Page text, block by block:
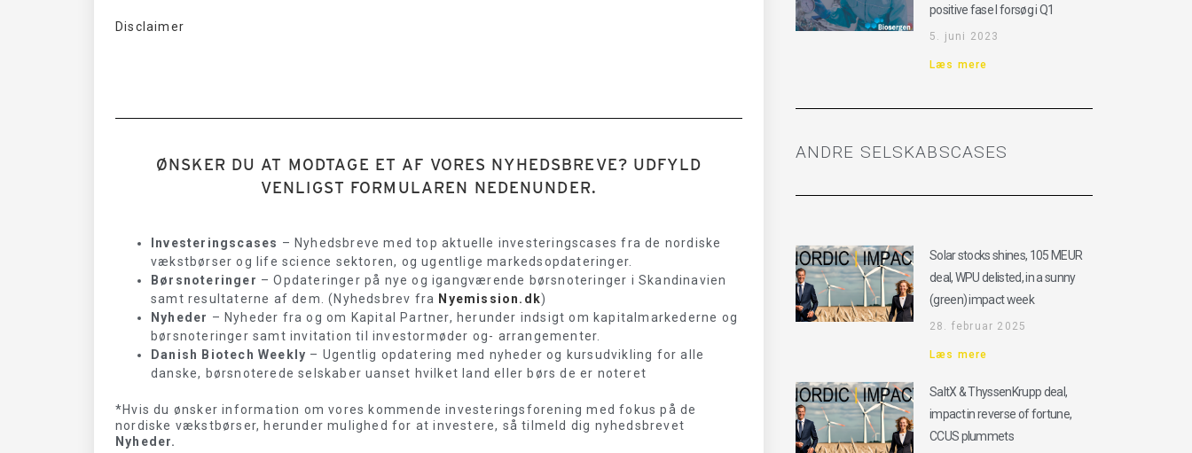
Disclaimer
ØNSKER DU AT MODTAGE ET AF VORES NYHEDSBREVE? UDFYLD
VENLIGST FORMULAREN NEDENUNDER.
Investeringscases – Nyhedsbreve med top aktuelle investeringscases fra de nordiske
vækstbørser og life science sektoren, og ugentlige markedsopdateringer.
Børsnoteringer – Opdateringer på nye og igangværende børsnoteringer i Skandinavien
samt resultaterne af dem. (Nyhedsbrev fra Nyemission.dk)
Nyheder – Nyheder fra og om Kapital Partner, herunder indsigt om kapitalmarkederne og
børsnoteringer samt invitation til investormøder og- arrangementer.
Danish Biotech Weekly – Ugentlig opdatering med nyheder og kursudvikling for alle
danske, børsnoterede selskaber uanset hvilket land eller børs de er noteret
*Hvis du ønsker information om vores kommende investeringsforening med fokus på de
nordiske vækstbørser, herunder mulighed for at investere, så tilmeld dig nyhedsbrevet
Nyheder.
positive fase I forsøg i Q1
5. juni 2023
Læs mere
ANDRE SELSKABSCASES
Solar stocks shines, 105 MEUR
deal, WPU delisted, in a sunny
(green) impact week
28. februar 2025
Læs mere
SaltX & ThyssenKrupp deal,
impact in reverse of fortune,
CCUS plummets